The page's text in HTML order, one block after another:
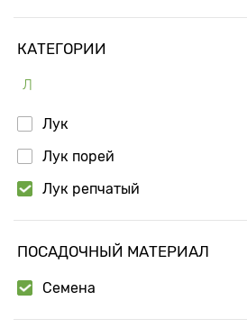
КАТЕГОРИИ
Л
Лук
Лук порей
Лук репчатый
ПОСАДОЧНЫЙ МАТЕРИАЛ
Семена